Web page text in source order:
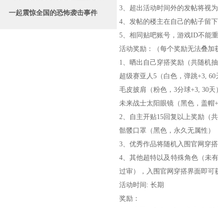
一起震惊全国的恐怖袭击事件
3、超出活动时间外的发帖将视
4、发帖的楼主在自己的帖子留
5、相同贴吧账号，游戏ID不能
活动奖励：（每个奖励无法叠加
1、晒出自己穿搭奖励（共随机
超级赛亚人5（白色，弹跳+3, 60
毛皮披肩（粉色，3分球+3, 30天
未来战士太阳眼镜（黑色，盖帽
2、自主开贴15回复以上奖励（
骷髅口罩（黑色，永久无属性）
3、优秀作品将随机入围官网穿
4、其他超特以及特殊角色（未
过审），入围官网穿搭界面即可
活动时间: 长期
奖励：